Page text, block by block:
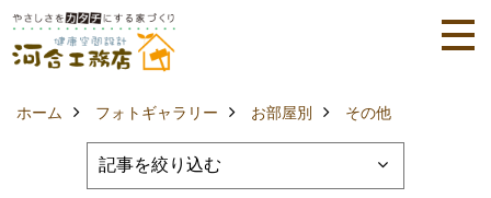
ホーム フォトギャラリー お部屋別 その他